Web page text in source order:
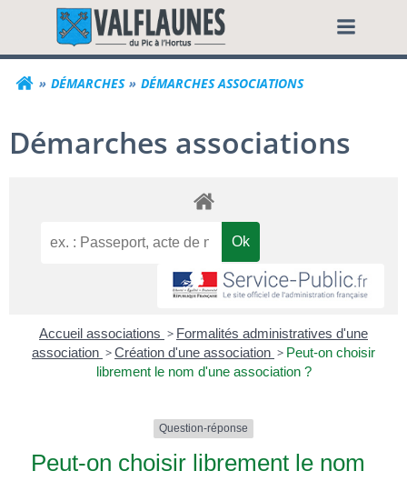
contenuCommune de
DÉMARCHES DÉMARCHES ASSOCIATIONS
Démarches associations
Accueil associations > Formalités administratives d'une
association >Création d'une association > Peut-on choisir
librement le nom d'une association ?
Question-réponse
Peut-on choisir librement le nom